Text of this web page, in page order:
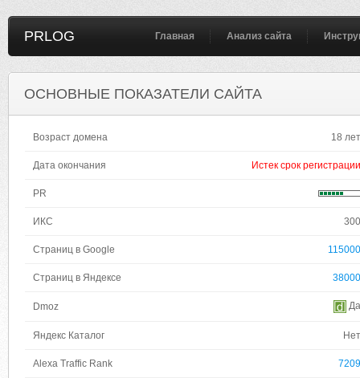
PRLOG Главная Анализ сайта
ОСНОВНЫЕ ПОКАЗАТЕЛИ САЙТА
Возраст домена 18 лет
Дата окончания Истек срок регистрации
PR
ИКС 300
Страниц в Google 115000
Страниц в Яндексе 38000
Dmoz Да
Яндекс Каталог Нет
Alexa Traffic Rank 7209